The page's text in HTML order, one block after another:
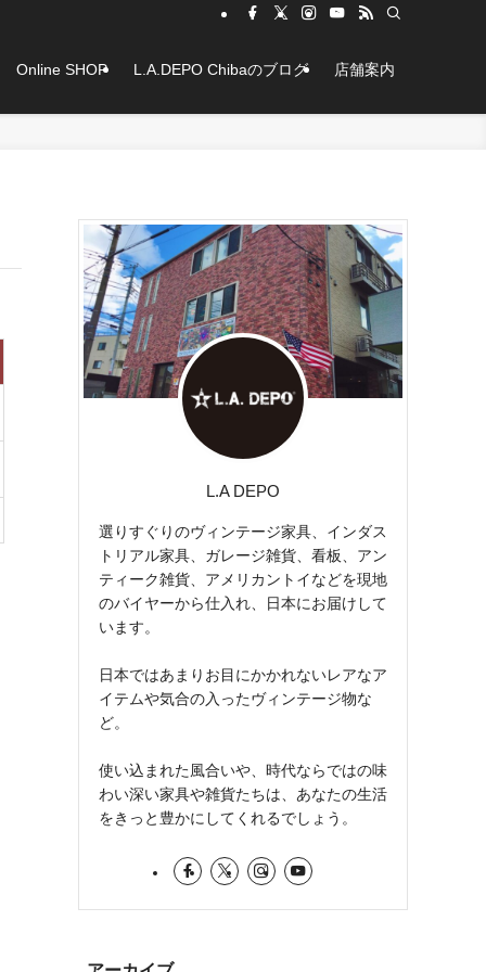
Online SHOP L.A.DEPO Chibaのブログ 店舗案内
L.A DEPO
選りすぐりのヴィンテージ家具、インダス
トリアル家具、ガレージ雑貨、看板、アン
ティーク雑貨、アメリカントイなどを現地
のバイヤーから仕入れ、日本にお届けして
います。
日本ではあまりお目にかかれないレアなア
イテムや気合の入ったヴィンテージ物な
ど。
使い込まれた風合いや、時代ならではの味
わい深い家具や雑貨たちは、あなたの生活
をきっと豊かにしてくれるでしょう。